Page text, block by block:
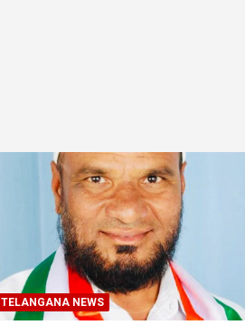
TELANGANA NEWS